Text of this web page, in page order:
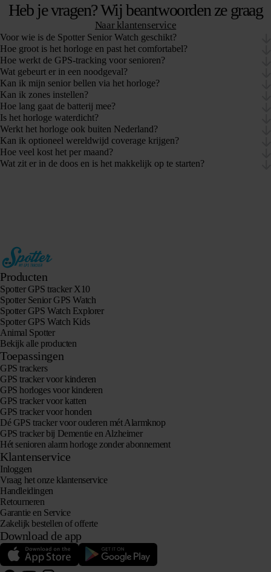
Heb je vragen? Wij beantwoorden ze graag
Naar klantenservice
Voor wie is de Spotter Senior Watch geschikt?
Hoe groot is het horloge en past het comfortabel?
Hoe werkt de GPS-tracking voor senioren?
Wat gebeurt er in een noodgeval?
Kan ik mijn senior bellen via het horloge?
Kan ik zones instellen?
Hoe lang gaat de batterij mee?
Is het horloge waterdicht?
Werkt het horloge ook buiten Nederland?
Kan ik optioneel wereldwijd coverage krijgen?
Hoe veel kost het per maand?
Wat zit er in de doos en is het makkelijk op te starten?
Producten
Spotter GPS tracker X10
Spotter Senior GPS Watch
Spotter GPS Watch Explorer
Spotter GPS Watch Kids
Animal Spotter
Bekijk alle producten
Toepassingen
GPS trackers
GPS tracker voor kinderen
GPS horloges voor kinderen
GPS tracker voor katten
GPS tracker voor honden
Dé GPS tracker voor ouderen mét Alarmknop
GPS tracker bij Dementie en Alzheimer
Hét senioren alarm horloge zonder abonnement
Klantenservice
Inloggen
Vraag het onze klantenservice
Handleidingen
Retourneren
Garantie en Service
Zakelijk bestellen of offerte
Download de app